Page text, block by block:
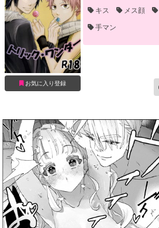
お気に入り登録
キス メス顔
手マン